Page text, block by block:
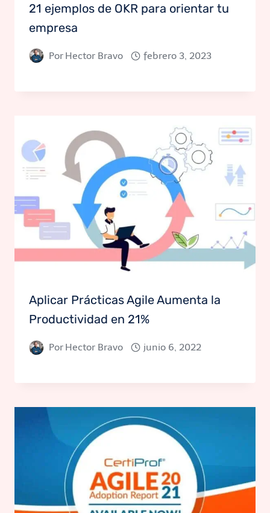
21 ejemplos de OKR para orientar tu
empresa
Por Hector Bravo febrero 3, 2023
Aplicar Prácticas Agile Aumenta la
Productividad en 21%
Por Hector Bravo junio 6, 2022